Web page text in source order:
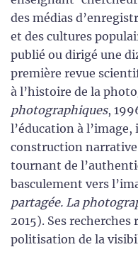
des médias
et des cultures
publié ou dirigé une
première revue
à l’histoire de la
photographiques,
l’éducation à
construction narrative
tournant de
basculement vers
partagée. La
2015). Ses
politisation de la